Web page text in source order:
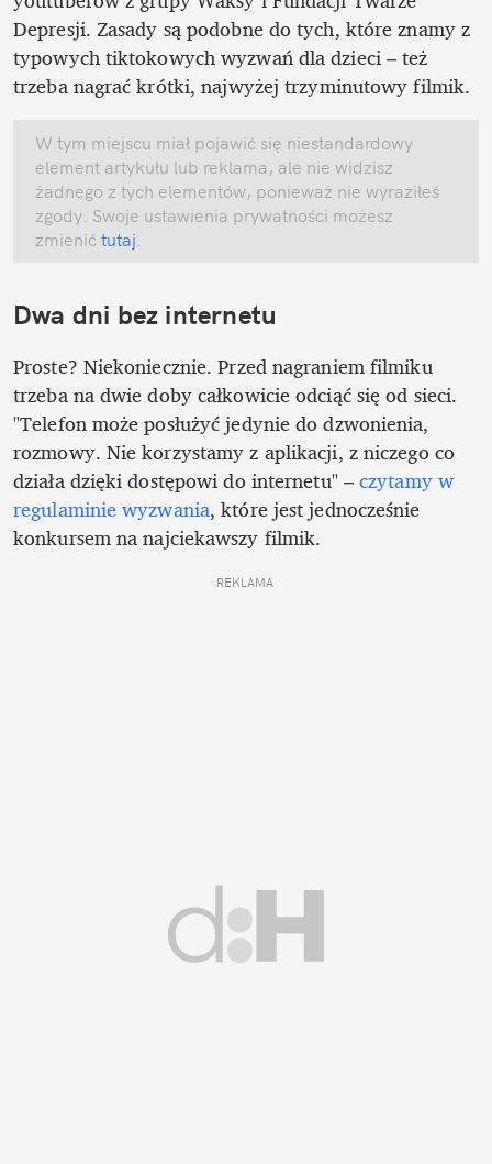
Depresji. Zasady są podobne do tych, które znamy z
typowych tiktokowych wyzwań dla dzieci – też
trzeba nagrać krótki, najwyżej trzyminutowy filmik.
W tym miejscu miał pojawić się niestandardowy
element artykułu lub reklama, ale nie widzisz
żadnego z tych elementów, ponieważ nie wyraziłeś
zgody. Swoje ustawienia prywatności możesz
zmienić tutaj
Dwa dni bez internetu
Proste? Niekoniecznie. Przed nagraniem filmiku
trzeba na dwie doby całkowicie odciąć się od sieci.
"Telefon może posłużyć jedynie do dzwonienia,
rozmowy. Nie korzystamy z aplikacji, z niczego co
działa dzięki dostępowi do internetu" – czytamy w
regulaminie wyzwania, które jest jednocześnie
konkursem na najciekawszy filmik.
REKLAMA